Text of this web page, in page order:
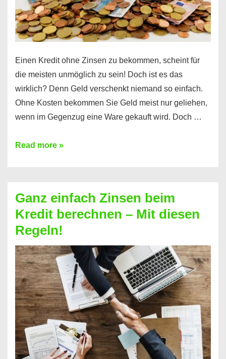
Sie
es
Einen Kredit ohne Zinsen zu bekommen, scheint für
die meisten unmöglich zu sein! Doch ist es das
wirklich? Denn Geld verschenkt niemand so einfach.
Ohne Kosten bekommen Sie Geld meist nur geliehen,
wenn im Gegenzug eine Ware gekauft wird. Doch …
Einen
bekommen?
So
ist
es
möglich!
Read more »
Ganz einfach Zinsen beim
Kredit berechnen – Mit diesen
Regeln!